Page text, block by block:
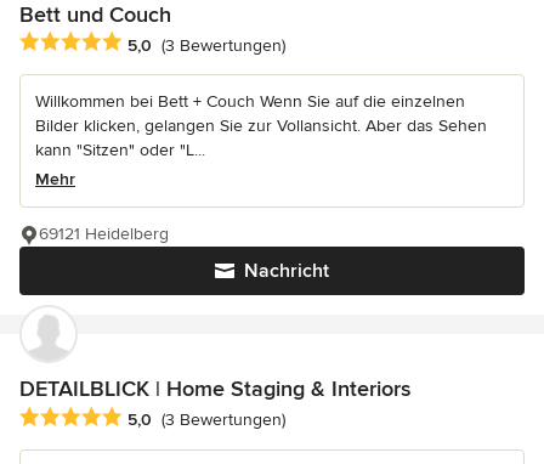
Bett und Couch
Durchschnittliche Bewertung: 5 von 5 Sternen
5,0 (3 Bewertungen)
Willkommen bei Bett + Couch Wenn Sie auf die einzelnen
Bilder klicken, gelangen Sie zur Vollansicht. Aber das Sehen
kann "Sitzen" oder "L...
Mehr
Nachricht
69121 Heidelberg
DETAILBLICK | Home Staging & Interiors
Durchschnittliche Bewertung: 5 von 5 Sternen
5,0 (3 Bewertungen)